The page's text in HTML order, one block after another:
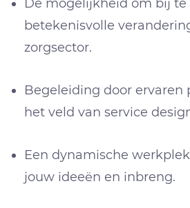
De mogelijkheid om bij te
betekenisvolle
zorgsector.
Begeleiding door ervaren
het veld van service
Een dynamische
jouw ideeën en inbreng.